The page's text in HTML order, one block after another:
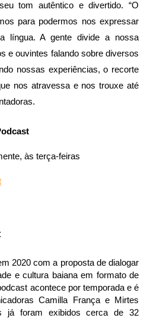
tom autêntico e divertido. “O
para podermos nos expressar
língua. A gente divide a nossa
e ouvintes falando sobre diversos
nossas experiências, o recorte
nos atravessa e nos trouxe até
às terça-feiras
2020 com a proposta de dialogar
e cultura baiana em formato de
acontece por temporada e é
Camilla França e Mirtes
já foram exibidos cerca de 32